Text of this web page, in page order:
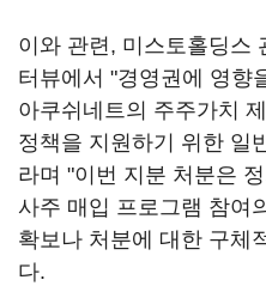
이와 관련, 미스토홀딩스
터뷰에서 "경영권에 영향
아쿠쉬네트의 주주가치
정책을 지원하기 위한 일
라며 "이번 지분 처분은
사주 매입 프로그램 참여
확보나 처분에 대한 구체
다.